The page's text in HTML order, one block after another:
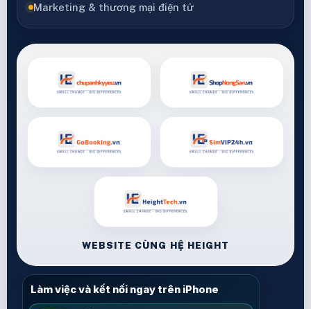
Marketing & thương mại điện tử
WEBSITE CÙNG HỆ HEIGHT
Làm việc và kết nối ngay trên iPhone